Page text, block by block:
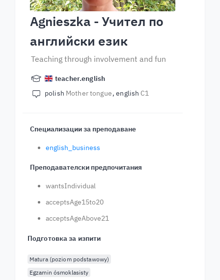
Agnieszka - Учител по
английски език
Teaching through involvement and fun
teacher.english
polish Mother tongue english C1
Специализации за преподаване
english_business
Преподавателски предпочитания
wantsIndividual
acceptsAge15to20
acceptsAgeAbove21
Подготовка за изпити
Matura (poziom podstawowy)
Egzamin ósmoklasisty